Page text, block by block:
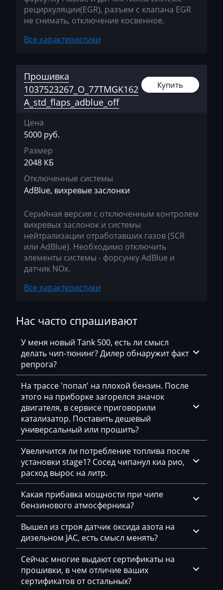
Jeep
Jetour
JMC
JohnDeere
Kaiyi
Kalmar
Kassbohrer
Kato
Keestrack
Kia
KingLong
Kioti
Kohler
Komatsu
Konecranes
Kramer
Krone
Kubota
Lancia
Land Rover
Landini
LDV
Lexus
Liebherr
Lifan
Lincoln
Linde
рециркуляции(EGR), разъем с клапана EGR
не снимать, отключение косвенное.
Все характеристики
Прошивка
1037523267_O_77TMGK162
A_std_flaps_adblue_off
Купить
Цена
5000 руб.
Размер
2048 КБ
Отключенные системы
AdBlue, вихревые заслонки
Серийная версия с отключенным контролем
вихревых заслонок и системы
нейтрализации отработавших газов (SCR
или AdBlue). Необходимо отключить
элементы системы - форсунку AdBlue и
датчик NOx.
Все характеристики
Нас часто спрашивают
У меня новый Tank 500, есть ли смысл
делать чип-тюнинг? Дилер обнаружит факт
репрога?
На трассе 'попал' на плохой бензин. После
этого на приборке загорелся значок
двигателя, в сервисе приговорили
катализатор. Поставить дешевый
универсальный или прошить?
Увеличится ли потребление топлива после
установки stage1? Сосед чипанул киа рио,
расход вырос на литр.
Какая прибавка мощности при чипе
бензинового атмосферника?
Вышел из строя датчик оксида азота на
дизельном JAC, есть смысл менять?
Сейчас многие выдают сертификаты на
прошивки, в чем отличие ваших
сертификатов от остальных?